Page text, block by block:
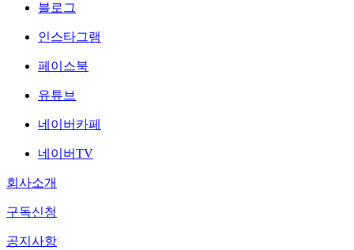
블로그
인스타그램
페이스북
유튜브
네이버카페
네이버TV
회사소개
구독신청
공지사항